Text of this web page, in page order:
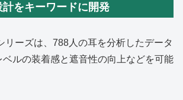
計をキーワードに開発
リーズは、788人の耳を分析したデータ
ベルの装着感と遮音性の向上などを可能